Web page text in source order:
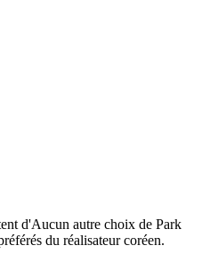
d'Aucun autre choix de Park
du réalisateur coréen.